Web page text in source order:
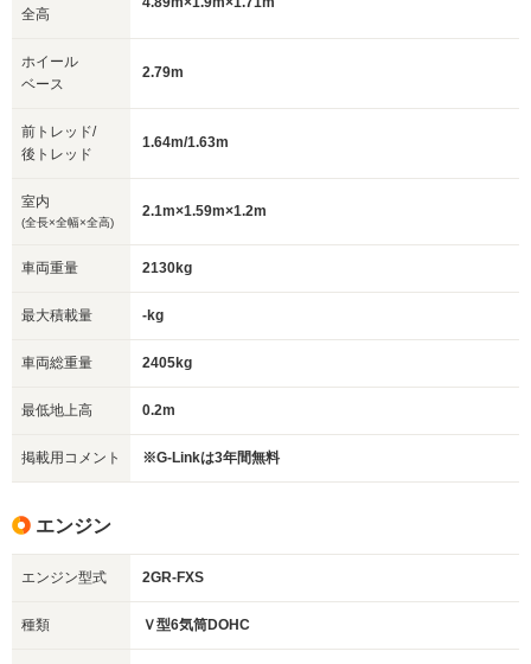
全高
ホイール
ベース
2.79m
前トレッド/
後トレッド
1.64m/1.63m
室内
(全長×全幅×全高)
2.1m×1.59m×1.2m
車両重量 2130kg
最大積載量 -kg
車両総重量 2405kg
最低地上高 0.2m
掲載用コメント ※G-Linkは3年間無料
エンジン
エンジン型式 2GR-FXS
種類 Ｖ型6気筒DOHC